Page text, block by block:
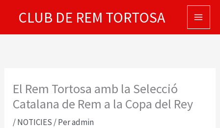
contingut
CLUB DE REM TORTOSA
El Rem Tortosa amb la Selecció
Catalana de Rem a la Copa del Rey
/NOTICIES / Peradmin